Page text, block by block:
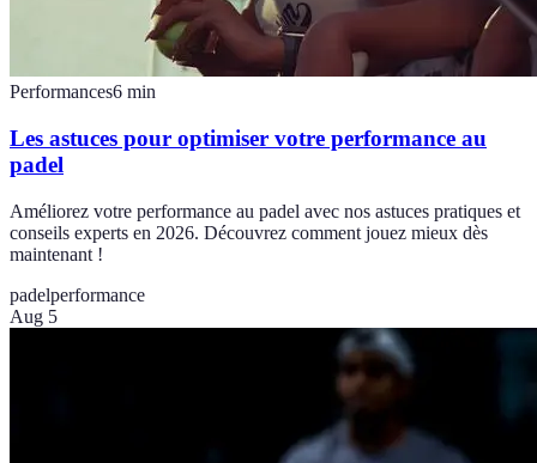
Performances6 min
Les astuces pour optimiser votre performance au
padel
Améliorez votre performance au padel avec nos astuces pratiques et
conseils experts en 2026. Découvrez comment jouez mieux dès
maintenant !
padelperformance
Aug 5